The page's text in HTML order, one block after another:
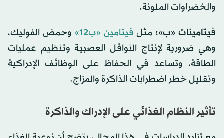
والخضراوات الملونة.
فيتامينات «ب»: مثلفيتامين «ب12»
وحمض الفوليك،
وهي ضرورية لإنتاج النواقل العصبية وتنظيم عمليات
الطاقة، وتساعد في الحفاظ على الوظائف الإدراكية
وتقليل خطر اضطرابات الذاكرة والمزاج.
تأثير النظام الغذائي على الإدراك والذاكرة